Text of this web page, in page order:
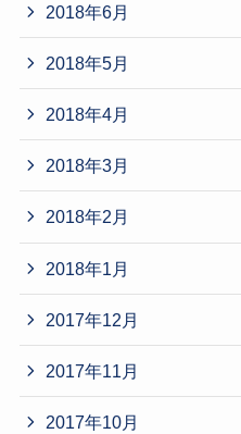
2018年6月
2018年5月
2018年4月
2018年3月
2018年2月
2018年1月
2017年12月
2017年11月
2017年10月